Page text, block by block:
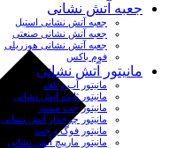
جعبه آتش نشانی
جعبه آتش نشانی استیل
جعبه آتش نشانی صنعتی
جعبه آتش نشانی هوزریلی
فوم باکس
مانیتور آتش نشانی
مانیتور آب و کف
مانیتور ثابت آتش نشانی
مانیتور جت مستر
مانیتور چرخدار آتش نشانی
مانیتور فوگ و جت
مانیتور مارپیچ آتش نشانی